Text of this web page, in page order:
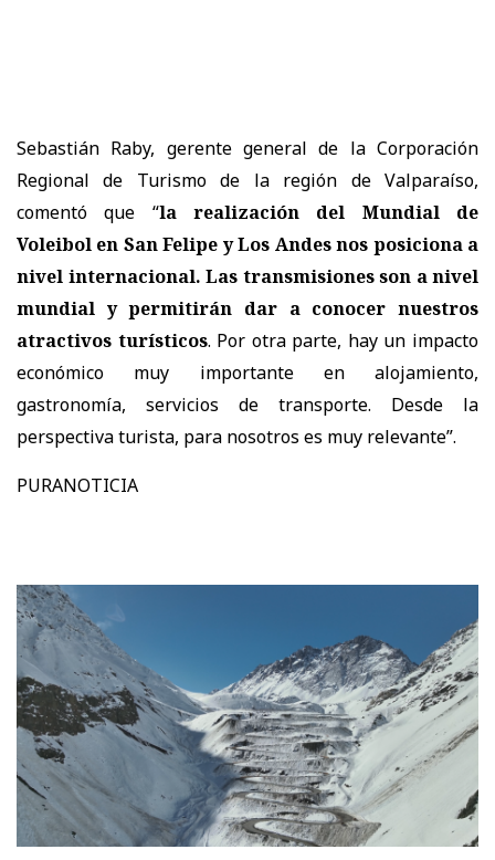
Sebastián Raby, gerente general de la Corporación
Regional de Turismo de la región de Valparaíso,
comentó que “la realización del Mundial de
Voleibol en San Felipe y Los Andes nos posiciona a
nivel internacional. Las transmisiones son a nivel
mundial y permitirán dar a conocer nuestros
atractivos turísticos. Por otra parte, hay un impacto
económico muy importante en alojamiento,
gastronomía, servicios de transporte. Desde la
perspectiva turista, para nosotros es muy relevante”.
PURANOTICIA